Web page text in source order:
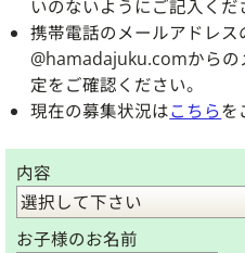
いのないようにご記入くだ
携帯電話のメールアドレス
@hamadajuku.comからの
定をご確認ください。
現在の募集状況はこちらを
内容
お子様のお名前